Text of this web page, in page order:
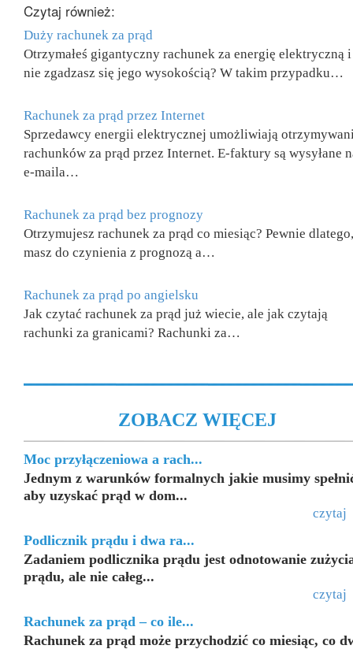
Czytaj również:
Duży rachunek za prąd
Otrzymałeś gigantyczny rachunek za energię elektryczną i
nie zgadzasz się jego wysokością? W takim przypadku…
Rachunek za prąd przez Internet
Sprzedawcy energii elektrycznej umożliwiają
rachunków za prąd przez Internet. E-faktury są wysyłane
e-maila…
Rachunek za prąd bez prognozy
Otrzymujesz rachunek za prąd co miesiąc? Pewnie
masz do czynienia z prognozą a…
Rachunek za prąd po angielsku
Jak czytać rachunek za prąd już wiecie, ale jak czytają
rachunki za granicami? Rachunki za…
ZOBACZ WIĘCEJ
Moc przyłączeniowa a rach...
Jednym z warunków formalnych jakie musimy
aby uzyskać prąd w dom...
czytaj
Podlicznik prądu i dwa ra...
Zadaniem podlicznika prądu jest odnotowanie
prądu, ale nie całeg...
czytaj
Rachunek za prąd – co ile...
Rachunek za prąd może przychodzić co miesiąc, co